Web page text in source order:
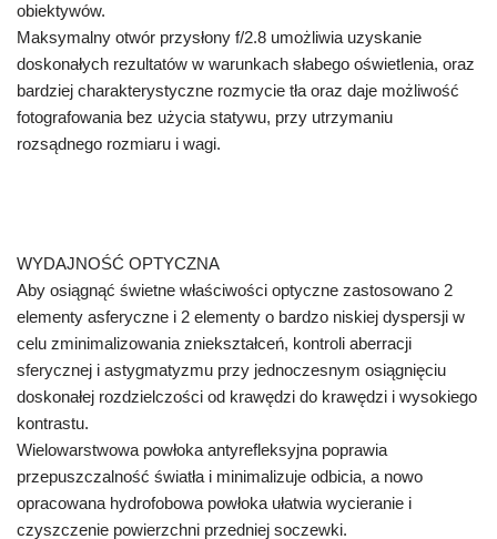
obiektywów.
Maksymalny otwór przysłony f/2.8 umożliwia uzyskanie
doskonałych rezultatów w warunkach słabego oświetlenia, oraz
bardziej charakterystyczne rozmycie tła oraz daje możliwość
fotografowania bez użycia statywu, przy utrzymaniu
rozsądnego rozmiaru i wagi.
WYDAJNOŚĆ OPTYCZNA
Aby osiągnąć świetne właściwości optyczne zastosowano 2
elementy asferyczne i 2 elementy o bardzo niskiej dyspersji w
celu zminimalizowania zniekształceń, kontroli aberracji
sferycznej i astygmatyzmu przy jednoczesnym osiągnięciu
doskonałej rozdzielczości od krawędzi do krawędzi i wysokiego
kontrastu.
Wielowarstwowa powłoka antyrefleksyjna poprawia
przepuszczalność światła i minimalizuje odbicia, a nowo
opracowana hydrofobowa powłoka ułatwia wycieranie i
czyszczenie powierzchni przedniej soczewki.